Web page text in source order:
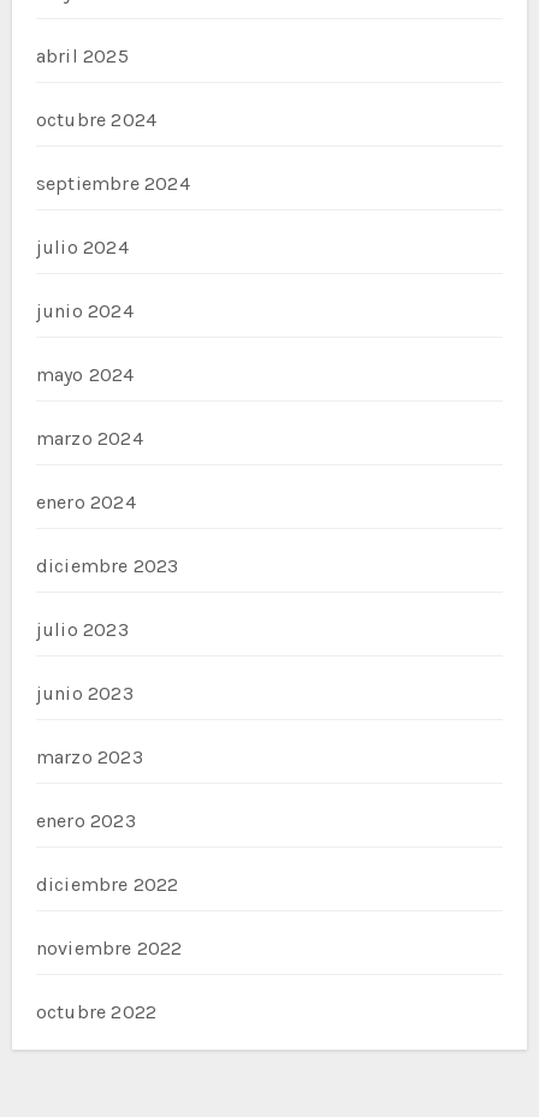
abril 2025
octubre 2024
septiembre 2024
julio 2024
junio 2024
mayo 2024
marzo 2024
enero 2024
diciembre 2023
julio 2023
junio 2023
marzo 2023
enero 2023
diciembre 2022
noviembre 2022
octubre 2022